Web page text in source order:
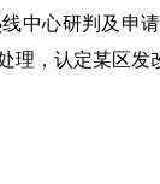
中心研判及申
理，认定某区